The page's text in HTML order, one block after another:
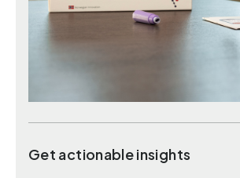
Get actionable insights